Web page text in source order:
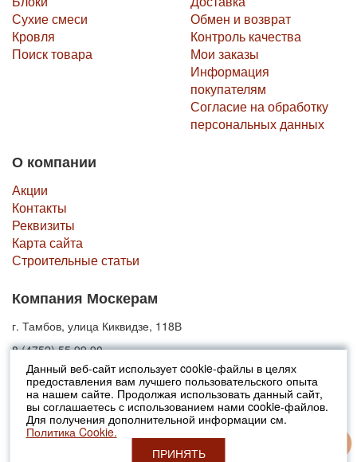
Данный веб-сайт использует cookie-файлы в целях
предоставления вам лучшего пользовательского опыта
на нашем сайте. Продолжая использовать данный сайт,
вы соглашаетесь с использованием нами cookie-файлов.
Для получения дополнительной информации см.
Политика Cookie.
ПРИНЯТЬ
Сухие смеси
Кровля
Поиск товара
Обмен и возврат
Контроль качества
Мои заказы
Информация
покупателям
Согласие на обработку
персональных данных
О компании
Акции
Контакты
Реквизиты
Карта сайта
Строительные статьи
Компания Москерам
г. Тамбов, улица Киквидзе, 118В
8 (4752) 55 99 90
© 2010-2026 Москерам
Указанные на сайте цены не являются публичной офертой (ст.435 ГК
РФ).
Стоимость и наличие товара просьба уточнять в офисах продаж....